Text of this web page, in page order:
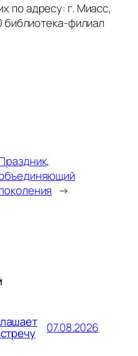
по адресу: г. Миасс,
библиотека-филиал
→
07.08.2026